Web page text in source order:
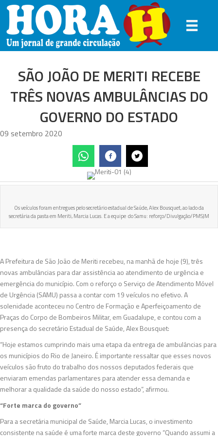
SÃO JOÃO DE MERITI RECEBE
TRÊS NOVAS AMBULÂNCIAS DO
GOVERNO DO ESTADO
09 setembro 2020
Os veículos foram entregues pelo secretário estadual de Saúde, Alex Bousquet, ao lado da
secretária da pasta em Meriti, Marcia Lucas. E a equipe do Samu: reforço/Divulgação/PMSJM
A Prefeitura de São João de Meriti recebeu, na manhã de hoje (9), três
novas ambulâncias para dar assistência ao atendimento de urgência e
emergência do município. Com o reforço o Serviço de Atendimento Móvel
de Urgência (SAMU) passa a contar com 19 veículos no efetivo. A
solenidade aconteceu no Centro de Formação e Aperfeiçoamento de
Praças do Corpo de Bombeiros Militar, em Guadalupe, e contou com a
presença do secretário Estadual de Saúde, Alex Bousquet:
“Hoje estamos cumprindo mais uma etapa da entrega de ambulâncias para
os municípios do Rio de Janeiro. É importante ressaltar que esses novos
veículos são fruto do trabalho dos nossos deputados federais que
enviaram emendas parlamentares para atender essa demanda e
melhorar a qualidade da saúde do nosso estado”, afirmou.
“Forte marca do governo”
Para a secretária municipal de Saúde, Marcia Lucas, o investimento
consistente na saúde é uma forte marca deste governo “Quando assumi a